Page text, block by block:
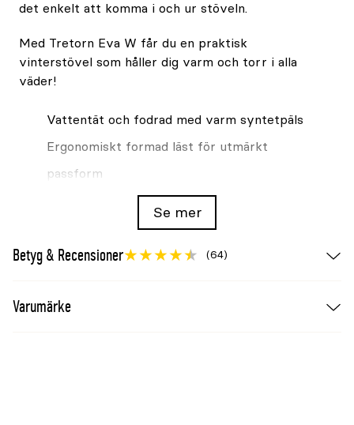
det enkelt att komma i och ur stöveln.
Med Tretorn Eva W får du en praktisk
vinterstövel som håller dig varm och torr i alla
väder!
Vattentät och fodrad med varm syntetpäls
Ergonomiskt formad läst för utmärkt
passform
Inlägg av metall i mellansulan för ökad
Förstärkt häl med stadigt hälgrepp
Dragflikar och elastiska paneler på sidan för
Se mer
Betyg & Recensioner (64)
Varumärke